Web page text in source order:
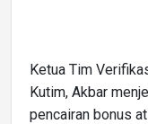
Ketua Tim
Kutim, Akbar
pencairan bonus